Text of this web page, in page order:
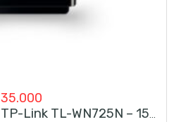
35.000